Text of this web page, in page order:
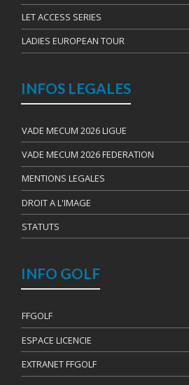
LET ACCESS SERIES
LADIES EUROPEAN TOUR
INFOS LEGALES
VADE MECUM 2026 LIGUE
VADE MECUM 2026 FEDERATION
MENTIONS LEGALES
DROIT A L'IMAGE
STATUTS
INFO GOLF
FFGOLF
ESPACE LICENCIE
EXTRANET FFGOLF